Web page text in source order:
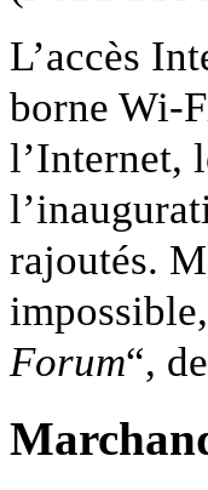
L’accès
borne Wi-
l’Internet,
rajoutés.
Forum“,